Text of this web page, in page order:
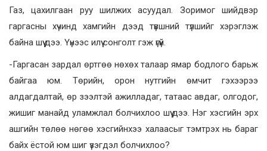
Газ, цахилгаан руу шилжих асуудал. Зоримог шийдвэр
гаргасны хүчинд хамгийн дээд түвшний түлшийг хэрэглэж
байна шүү дээ. Үүнээс илүү сонголт гэж үгүй.
-Гаргасан зардал өртгөө нөхөх талаар ямар бодлого барьж
байгаа юм. Төрийн, орон нутгийн өмчит гэхээрээ
алдагдалтай, өр зээлтэй ажилладаг, татаас авдаг, олгодог,
жишиг манайд уламжлал болчихлоо шүү дээ. Нэг хэсгийн эрх
ашгийн төлөө нөгөө хэсгийнхээ халаасыг тэмтрэх нь бараг
байх ёстой юм шиг үзэгдэл болчихлоо?